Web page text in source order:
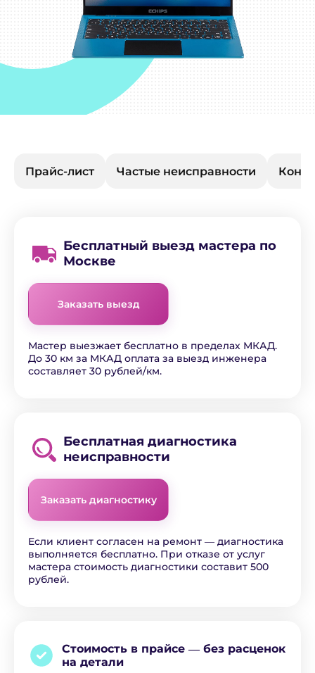
Прайс-лист Частые неисправности
Бесплатный выезд мастера по
Москве
Заказать выезд
Мастер выезжает бесплатно в пределах МКАД.
До 30 км за МКАД оплата за выезд инженера
составляет 30 рублей/км.
Бесплатная диагностика
неисправности
Заказать диагностику
Если клиент согласен на ремонт ― диагностика
выполняется бесплатно. При отказе от услуг
мастера стоимость диагностики составит 500
рублей.
Стоимость в прайсе ― без расценок
на детали